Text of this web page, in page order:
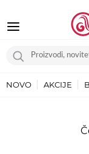
NOVO AKCIJE